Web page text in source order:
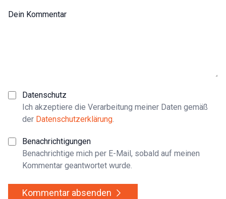
Dein Kommentar
Datenschutz
Ich akzeptiere die Verarbeitung meiner Daten gemäß
der Datenschutzerklärung.
Benachrichtigungen
Benachrichtige mich per E-Mail, sobald auf meinen
Kommentar geantwortet wurde.
Kommentar absenden